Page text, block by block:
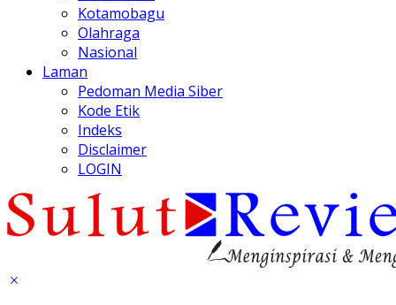
Kotamobagu
Olahraga
Nasional
Laman
Pedoman Media Siber
Kode Etik
Indeks
Disclaimer
LOGIN